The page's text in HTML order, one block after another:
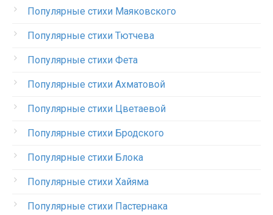
Популярные стихи Маяковского
Популярные стихи Тютчева
Популярные стихи Фета
Популярные стихи Ахматовой
Популярные стихи Цветаевой
Популярные стихи Бродского
Популярные стихи Блока
Популярные стихи Хайяма
Популярные стихи Пастернака